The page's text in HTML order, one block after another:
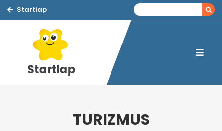
Startlap
TURIZMUS